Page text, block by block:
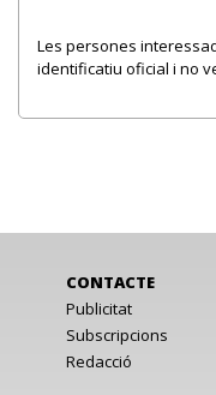
Les persones
identificatiu oficial i no
CONTACTE
Publicitat
Subscripcions
Redacció